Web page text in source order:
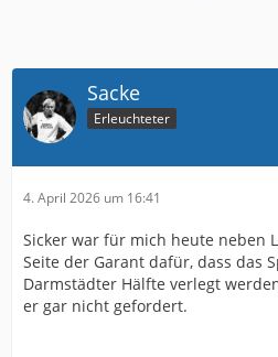
Sacke
Erleuchteter
4. April 2026 um 16:41
Sicker war für mich heute neben
Seite der Garant dafür, dass das
Darmstädter Hälfte verlegt
er gar nicht gefordert.